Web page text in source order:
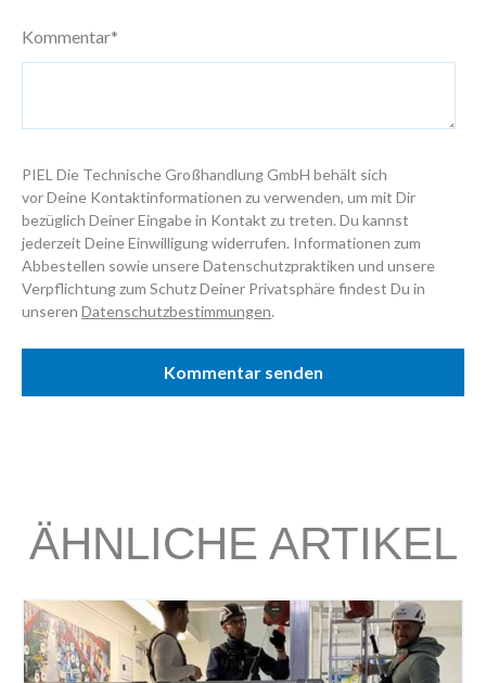
Kommentar*
PIEL Die Technische Großhandlung GmbH behält sich
vor Deine Kontaktinformationen zu verwenden, um mit Dir
bezüglich Deiner Eingabe in Kontakt zu treten. Du kannst
jederzeit Deine Einwilligung widerrufen. Informationen zum
Abbestellen sowie unsere Datenschutzpraktiken und unsere
Verpflichtung zum Schutz Deiner Privatsphäre findest Du in
unseren Datenschutzbestimmungen.
ÄHNLICHE ARTIKEL